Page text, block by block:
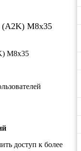
(A2K) М8х35
М8х35
доступ к более